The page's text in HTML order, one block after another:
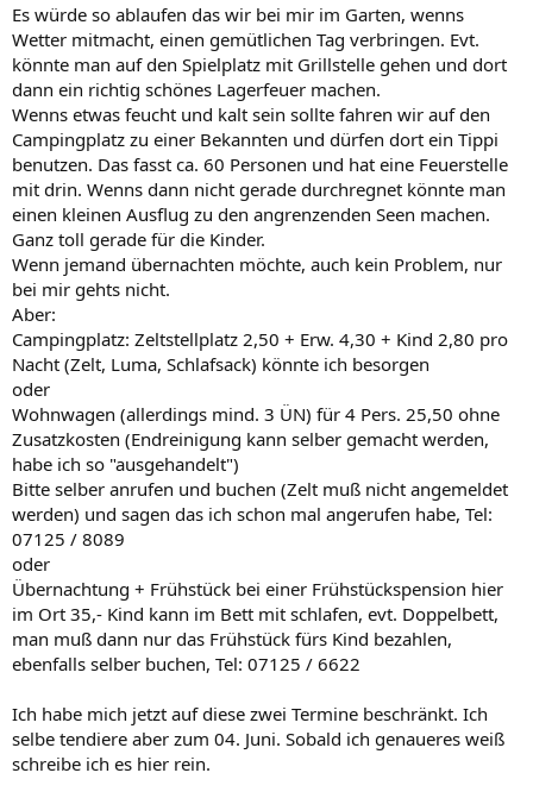
Es würde so ablaufen das wir bei mir im Garten, wenns
Wetter mitmacht, einen gemütlichen Tag verbringen. Evt.
könnte man auf den Spielplatz mit Grillstelle gehen und dort
dann ein richtig schönes Lagerfeuer machen.
Wenns etwas feucht und kalt sein sollte fahren wir auf den
Campingplatz zu einer Bekannten und dürfen dort ein Tippi
benutzen. Das fasst ca. 60 Personen und hat eine Feuerstelle
mit drin. Wenns dann nicht gerade durchregnet könnte man
einen kleinen Ausflug zu den angrenzenden Seen machen.
Ganz toll gerade für die Kinder.
Wenn jemand übernachten möchte, auch kein Problem, nur
bei mir gehts nicht.
Aber:
Campingplatz: Zeltstellplatz 2,50 + Erw. 4,30 + Kind 2,80 pro
Nacht (Zelt, Luma, Schlafsack) könnte ich besorgen
oder
Wohnwagen (allerdings mind. 3 ÜN) für 4 Pers. 25,50 ohne
Zusatzkosten (Endreinigung kann selber gemacht werden,
habe ich so "ausgehandelt")
Bitte selber anrufen und buchen (Zelt muß nicht angemeldet
werden) und sagen das ich schon mal angerufen habe, Tel:
07125 / 8089
oder
Übernachtung + Frühstück bei einer Frühstückspension hier
im Ort 35,- Kind kann im Bett mit schlafen, evt. Doppelbett,
man muß dann nur das Frühstück fürs Kind bezahlen,
ebenfalls selber buchen, Tel: 07125 / 6622
Ich habe mich jetzt auf diese zwei Termine beschränkt. Ich
selbe tendiere aber zum 04. Juni. Sobald ich genaueres weiß
schreibe ich es hier rein.